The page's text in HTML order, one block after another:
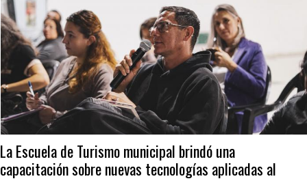
La Escuela de Turismo municipal brindó una
capacitación sobre nuevas tecnologías aplicadas al